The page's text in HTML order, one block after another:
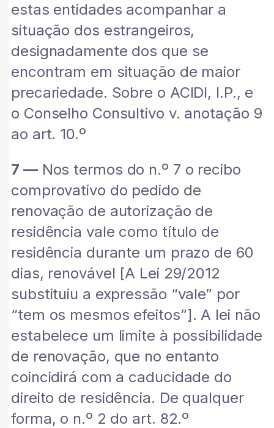
estas entidades acompanhar a
situação dos estrangeiros,
designadamente dos que se
encontram em situação de maior
precariedade. Sobre o ACIDI, I.P., e
o Conselho Consultivo v. anotação 9
ao art. 10.º
7 —Nos termos do n.º 7 o recibo
comprovativo do pedido de
renovação de autorização de
residência vale como título de
residência durante um prazo de 60
dias, renovável [A Lei 29/2012
substituiu a expressão “vale” por
“tem os mesmos efeitos”]. A lei não
estabelece um limite à possibilidade
de renovação, que no entanto
coincidirá com a caducidade do
direito de residência. De qualquer
forma, o n.º 2 do art. 82.º